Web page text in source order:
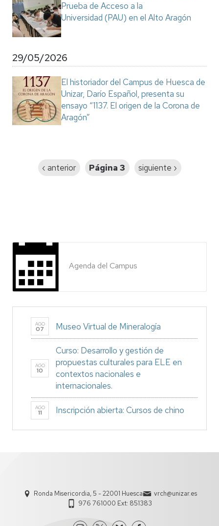
Prueba de Acceso a la
Universidad (PAU) en el Alto Aragón
29/05/2026
El historiador del Campus de Huesca de
Unizar, Darío Español, presenta su
ensayo “1137. El origen de la Corona de
Aragón”
Página
‹ anterior Página 3
Siguiente
siguiente ›
Agenda del Campus
AGO
07 Museo Virtual de Mineralogía
AGO
10
Curso: Desarrollo y gestión de
propuestas culturales para ELE en
contextos nacionales e
internacionales.
AGO
11 Inscripción abierta: Cursos de chino
Ronda Misericordia, 5 - 22001 Huesca
vrch@unizar.es
976 761000 Ext: 851383